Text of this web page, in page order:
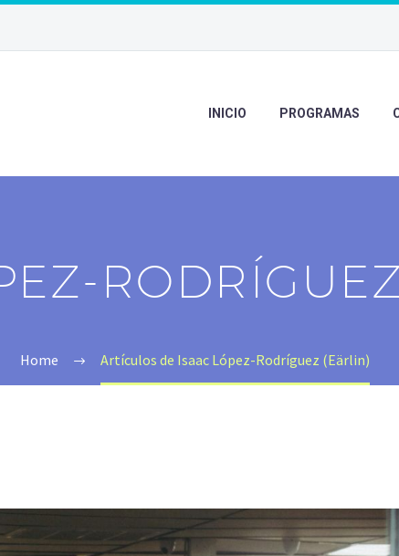
INICIO PROGRAMAS
Home Artículos de Isaac López-Rodríguez (Eärlin)